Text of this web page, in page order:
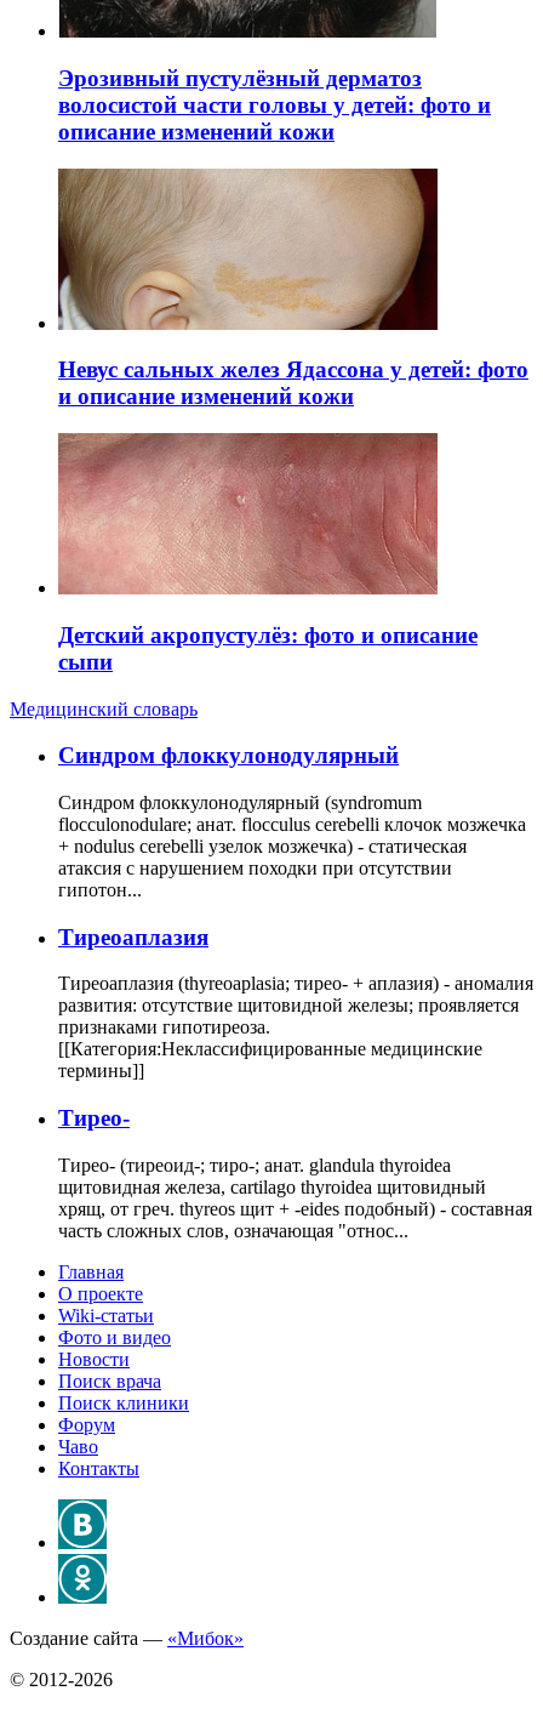
Эрозивный пустулёзный дерматоз
волосистой части головы у детей: фото и
описание изменений кожи
Невус сальных желез Ядассона у детей: фото
и описание изменений кожи
Детский акропустулёз: фото и описание
сыпи
Медицинский словарь
Cиндром флоккулонодулярный
Синдром флоккулонодулярный (syndromum
flocculonodulare; анат. flocculus cerebelli клочок мозжечка
+ nodulus cerebelli узелок мозжечка) - статическая
атаксия с нарушением походки при отсутствии
гипотон...
Тиреоаплазия
Тиреоаплазия (thyreoaplasia; тирео- + аплазия) - аномалия
развития: отсутствие щитовидной железы; проявляется
признаками гипотиреоза.
[[Категория:Неклассифицированные медицинские
термины]]
Тирео-
Тирео- (тиреоид-; тиро-; анат. glandula thyroidea
щитовидная железа, cartilago thyroidea щитовидный
хрящ, от греч. thyreos щит + -eides подобный) - составная
часть сложных слов, означающая "относ...
Главная
О проекте
Wiki-статьи
Фото и видео
Новости
Поиск врача
Поиск клиники
Форум
Чаво
Контакты
Создание сайта — «Мибок»
© 2012-2026